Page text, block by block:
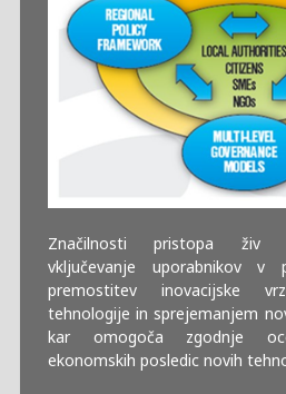
Značilnosti pristopa živ
vključevanje uporabnikov v
premostitev inovacijske
tehnologije in sprejemanjem
kar omogoča zgodnje
ekonomskih posledic novih